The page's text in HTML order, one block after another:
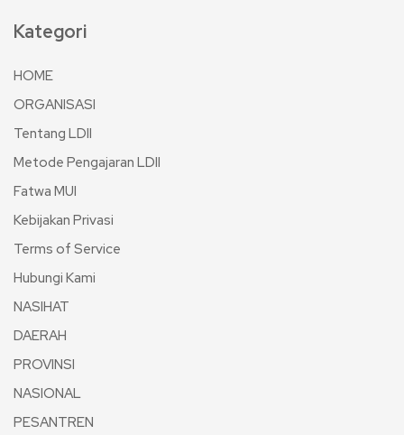
Kategori
HOME
ORGANISASI
Tentang LDII
Metode Pengajaran LDII
Fatwa MUI
Kebijakan Privasi
Terms of Service
Hubungi Kami
NASIHAT
DAERAH
PROVINSI
NASIONAL
PESANTREN